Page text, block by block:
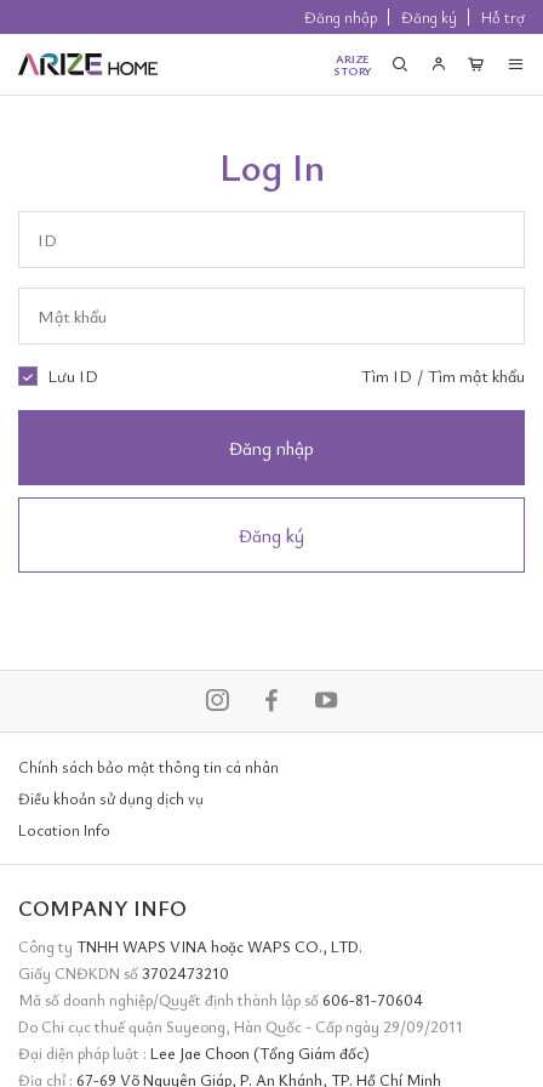
Đăng nhập Đăng ký Hỗ trợ
ARIZE
STORY
Log In
Lưu ID Tìm ID / Tìm mật khẩu
Đăng nhập
Đăng ký
Chính sách bảo mật thông tin cá nhân
Điều khoản sử dụng dịch vụ
Location Info
COMPANY INFO
Công ty TNHH WAPS VINA hoặc WAPS CO., LTD.
Giấy CNĐKDN số3702473210
Mã số doanh nghiệp/Quyết định thành lập số 606-81-70604
Do Chi cục thuế quận Suyeong, Hàn Quốc - Cấp ngày 29/09/2011
Đại diện pháp luật : Lee Jae Choon (Tổng Giám đốc)
Địa chỉ : 67-69 Võ Nguyên Giáp, P. An Khánh, TP. Hồ Chí Minh